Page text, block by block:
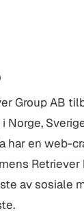
Group AB
Norge,
har en web-
Retriever
av sosiale